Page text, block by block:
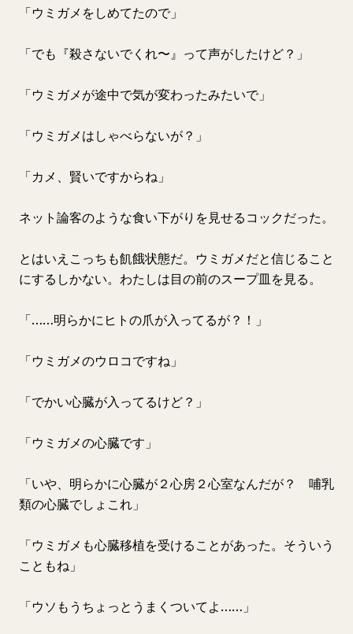
「ウミガメをしめてたので」
「でも『殺さないでくれ〜』って声がしたけど？」
「ウミガメが途中で気が変わったみたいで」
「ウミガメはしゃべらないが？」
「カメ、賢いですからね」
ネット論客のような食い下がりを見せるコックだった。
とはいえこっちも飢餓状態だ。ウミガメだと信じること
にするしかない。わたしは目の前のスープ皿を見る。
「……明らかにヒトの爪が入ってるが？！」
「ウミガメのウロコですね」
「でかい心臓が入ってるけど？」
「ウミガメの心臓です」
「いや、明らかに心臓が２心房２心室なんだが？ 哺乳
類の心臓でしょこれ」
「ウミガメも心臓移植を受けることがあった。そういう
こともね」
「ウソもうちょっとうまくついてよ……」